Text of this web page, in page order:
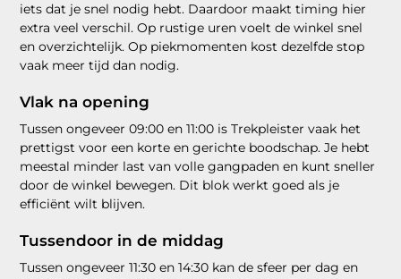
iets dat je snel nodig hebt. Daardoor maakt timing hier
extra veel verschil. Op rustige uren voelt de winkel snel
en overzichtelijk. Op piekmomenten kost dezelfde stop
vaak meer tijd dan nodig.
Vlak na opening
Tussen ongeveer 09:00 en 11:00 is Trekpleister vaak het
prettigst voor een korte en gerichte boodschap. Je hebt
meestal minder last van volle gangpaden en kunt sneller
door de winkel bewegen. Dit blok werkt goed als je
efficiënt wilt blijven.
Tussendoor in de middag
Tussen ongeveer 11:30 en 14:30 kan de sfeer per dag en